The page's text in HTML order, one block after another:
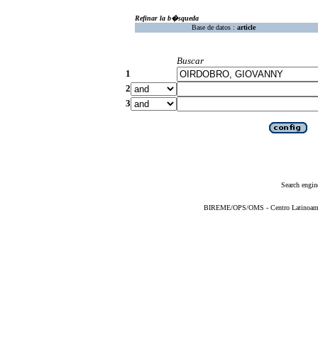
Refinar la b�squeda
Base de datos : article
Buscar
1
2
3
Search
BIREME/OPS/OMS - Centro